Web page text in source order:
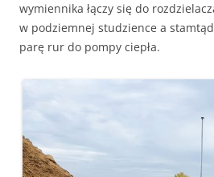
wymiennika łączy się do
w podziemnej studzience a
parę rur do pompy ciepła.